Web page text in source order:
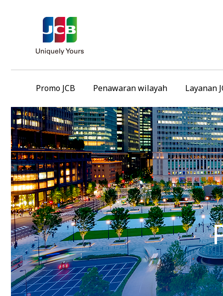
Promo JCB Penawaran wilayah Layanan